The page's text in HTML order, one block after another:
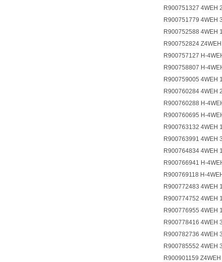
R900751327 4WEH
R900751779 4WEH
R900752588 4WEH
R900752824
R900757127 H-
R900758807 H-
R900759005 4WEH
R900760284 4WEH
R900760288 H-
R900760695 H-
R900763132 4WEH
R900763991 4WEH
R900764834 4WEH
R900766941 H-
R900769118 H-
R900772483 4WEH
R900774752 4WEH
R900776955 4WEH
R900778416 4WEH
R900782736 4WEH
R900785552 4WEH
R900901159